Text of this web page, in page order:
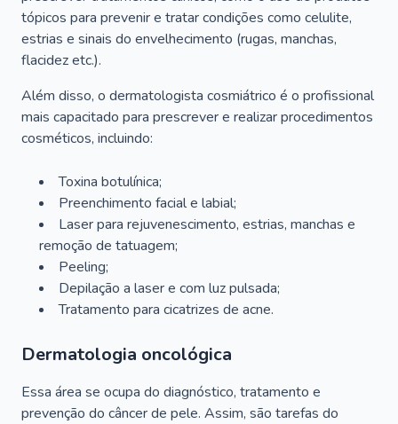
tópicos para prevenir e tratar condições como celulite,
estrias e sinais do envelhecimento (rugas, manchas,
flacidez etc.).
Além disso, o dermatologista cosmiátrico é o profissional
mais capacitado para prescrever e realizar procedimentos
cosméticos, incluindo:
Toxina botulínica;
Preenchimento facial e labial;
Laser para rejuvenescimento, estrias, manchas e
remoção de tatuagem;
Peeling;
Depilação a laser e com luz pulsada;
Tratamento para cicatrizes de acne.
Dermatologia oncológica
Essa área se ocupa do diagnóstico, tratamento e
prevenção do câncer de pele. Assim, são tarefas do